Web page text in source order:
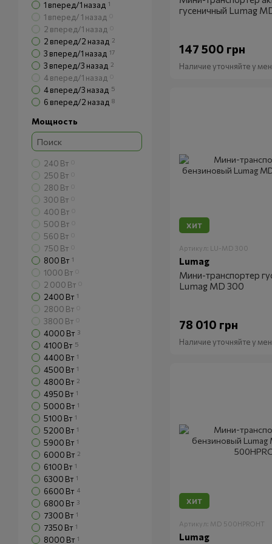
гусеничный Lumag
147 500 грн
Наличие уточняйте у
ХИТ
Артикул: LU-MD 300
Lumag
Мини-транспортер
Lumag MD 300
78 010 грн
Наличие уточняйте у
ХИТ
Артикул: MD 500HPROHT
Lumag
1 вперед/1 назад 1
1 вперед/ 1 назад
2 вперед/1 назад
2 вперед/2 назад 2
3 вперед/1 назад 17
3 вперед/3 назад 2
4 вперед/1 назад
4 вперед/3 назад 5
6 вперед/2 назад 8
Мощность
240 Вт
250 Вт
280 Вт
300 Вт
400 Вт
500 Вт
560 Вт
750 Вт
800 Вт 1
1000 Вт
2 000 Вт
2400 Вт 1
2800 Вт
3800 Вт
4000 Вт 3
4100 Вт 5
4400 Вт 1
4500 Вт 1
4800 Вт 2
4950 Вт 1
5000 Вт 1
5100 Вт 1
5200 Вт 1
5900 Вт 1
6000 Вт 2
6100 Вт 1
6300 Вт 1
6600 Вт 4
6800 Вт 3
7300 Вт 1
7350 Вт 1
8000 Вт 1